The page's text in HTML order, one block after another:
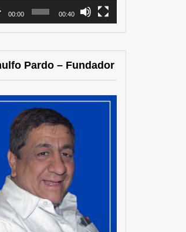
00:00 00:40
Pardo – Fundador